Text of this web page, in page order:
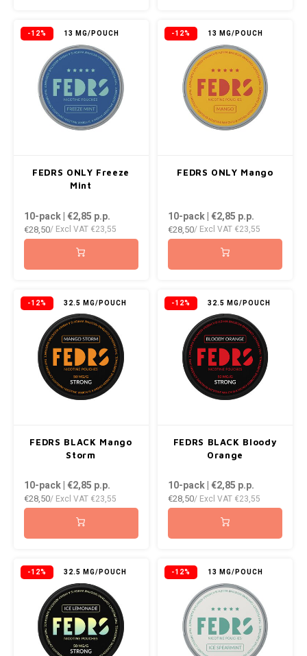
MYNT
PABLO EXCLUSIVE
PABLO GOLD
ROYAL WHITE
-12% 13 MG/POUCH
FEDRS ONLY Freeze
Mint
10-pack | €2,85 p.p.
€28,50/ Excl VAT €23,55
-12% 13 MG/POUCH
FEDRS ONLY Mango
10-pack | €2,85 p.p.
€28,50/ Excl VAT €23,55
-12% 32.5 MG/POUCH
FEDRS BLACK Mango
Storm
10-pack | €2,85 p.p.
€28,50/ Excl VAT €23,55
-12% 32.5 MG/POUCH
FEDRS BLACK Bloody
Orange
10-pack | €2,85 p.p.
€28,50/ Excl VAT €23,55
-12% 32.5 MG/POUCH -12% 13 MG/POUCH